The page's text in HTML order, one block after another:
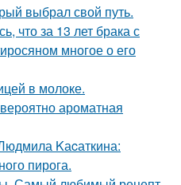
выбрал свой путь.
что за 13 лет брака с
многое о его
в молоке.
ароматная
Kаcаткина:
пирога.